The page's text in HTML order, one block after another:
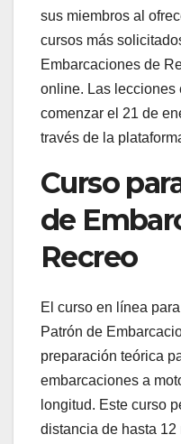
sus miembros al
cursos más
Embarcaciones de
online. Las lecciones
comenzar el 21 de
través de la
Curso
de
Recreo
El curso en línea
Patrón de
preparación teórica
embarcaciones a
longitud. Este curso
distancia de hasta